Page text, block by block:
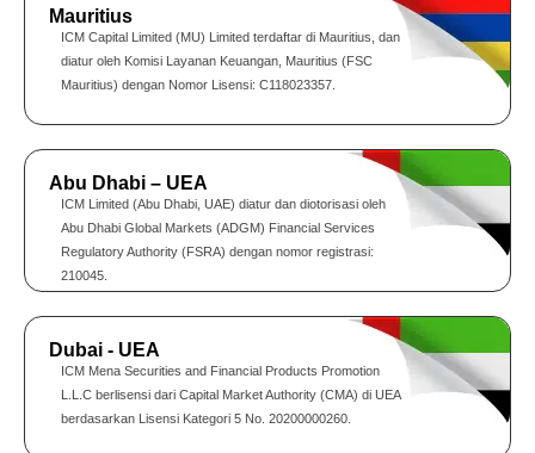
Mauritius
ICM Capital Limited (MU) Limited terdaftar di Mauritius, dan
diatur oleh Komisi Layanan Keuangan, Mauritius (FSC
Mauritius) dengan Nomor Lisensi: C118023357.
Abu Dhabi – UEA
ICM Limited (Abu Dhabi, UAE) diatur dan diotorisasi oleh
Abu Dhabi Global Markets (ADGM) Financial Services
Regulatory Authority (FSRA) dengan nomor registrasi:
210045.
Dubai - UEA
ICM Mena Securities and Financial Products Promotion
L.L.C berlisensi dari Capital Market Authority (CMA) di UEA
berdasarkan Lisensi Kategori 5 No. 20200000260.